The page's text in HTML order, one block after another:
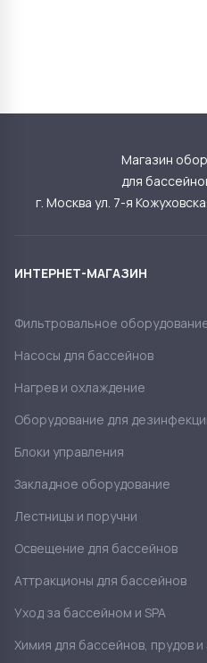
Магазин
для
г. Москва ул. 7-я
ИНТЕРНЕТ-МАГАЗИН
Фильтровальное
Насосы для бассейнов
Нагрев и охлаждение
Оборудование для
Блоки управления
Закладное оборудование
Лестницы и поручни
Освещение для бассейнов
Аттракционы для бассейнов
Уход за бассейном и SPA
Химия для бассейнов, прудов и